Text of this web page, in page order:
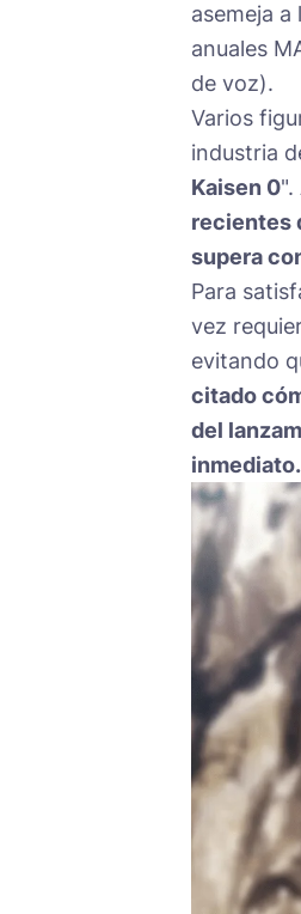
asemeja
anuales
de voz).
Varios
industria
Kaisen 0".
recientes
supera
Para
vez
evitando
citado
del
inmediato.